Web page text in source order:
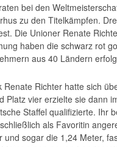
bei den
zu den Titelkämpfen.
Die Unioner Renate
haben die schwarz rot
aus 40 Ländern
Richter hatte sich
Platz vier erzielte sie dann
Staffel qualifizierte. Ihr
als Favoritin
sogar die 1,24 Meter,